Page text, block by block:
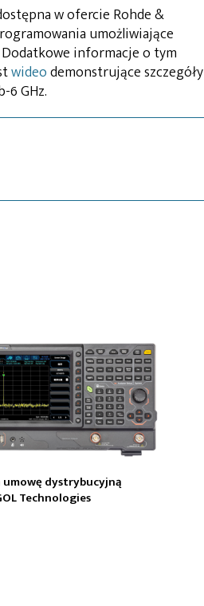
w ofercie Rohde &
umożliwiające
Dodatkowe informacje o tym
wideodemonstrujące szczegóły
6 GHz.
umowę dystrybucyjną
Technologies